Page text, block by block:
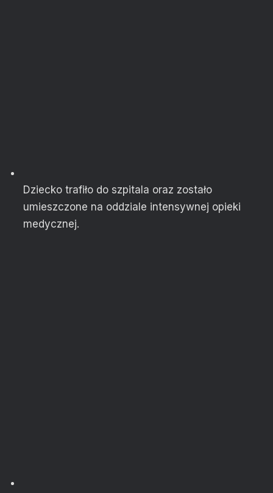
Dziecko trafiło do szpitala oraz zostało
umieszczone na oddziale intensywnej opieki
medycznej.